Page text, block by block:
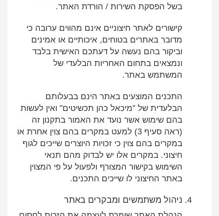
בשל הפסקת השירות / הורדת האתר.
קישורים לאתר חיצוניים אינם מהווים ערובה כי
מדובר באתרים בטוחים, איכותיים או אמינים
וביקור בהם נעשה על דעתכם האישית בלבד
ונמצאים בתחום האחריות הבלעדי של
המשתמש באתר.
התכנים המוצעים באתר הינם בבעלותם
הבלעדית של "מיכאל כהן תכשיטים" ואין לעשות
בהם שימוש אשר נועד את האמור בתקנון זה
(ראה סעיף 3) למעט במקרים בהם צוין אחרת או
במקרים בהם צוין כי זכויות היוצרים שייכים לגוף
חיצוני. במקרים אלו יש לבדוק מהם תנאי
השימוש בקישור המצורף ולפעול על פי המצוין
באתר החיצוני לו שייכים התכנים.
ניהול משתמשים ומבקרים באתר